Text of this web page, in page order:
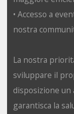
• Accesso a
nostra
La nostra
sviluppare il
disposizione un
garantisca la